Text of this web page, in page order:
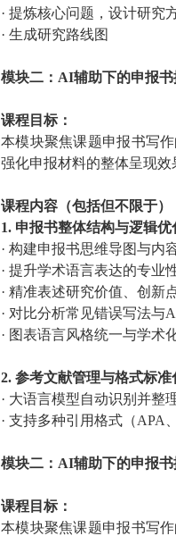
· 提炼核心问题，设计研究
· 生成研究路线图
模块二： AI辅助下的申报
课程目标：
本模块聚焦课题申报书写
强化申报材料的整体呈现效
课程内容（包括但不限于）
1. 申报书整体结构与逻辑优
· 构建申报书思维导图与内
· 提升学术语言表达的专业
· 精准表述研究价值、创新
· 对比分析常见错误写法与
· 图表语言风格统一与学术
2. 参考文献管理与格式标准
· 大语言模型自动识别并整
· 支持多种引用格式（APA
模块二： AI辅助下的申报
课程目标：
本模块聚焦课题申报书写